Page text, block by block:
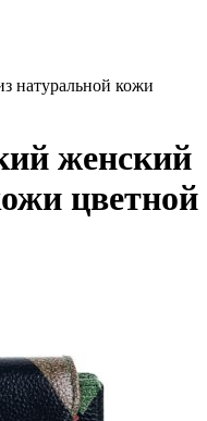
натуральной кожи
женский
цветной